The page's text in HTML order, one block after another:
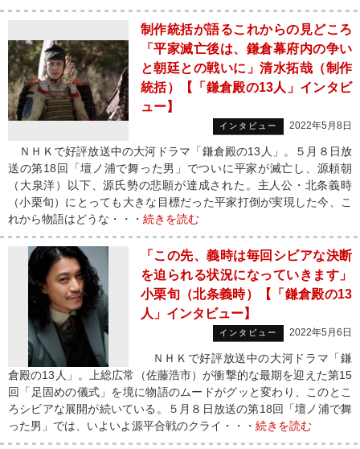
制作統括が語るこれからの見どころ
「平家滅亡後は、鎌倉幕府内の争い
と朝廷との戦いに」清水拓哉（制作
統括）【「鎌倉殿の13人」インタビ
ュー】
インタビュー 2022年5月8日
ＮＨＫで好評放送中の大河ドラマ「鎌倉殿の13人」。５月８日放
送の第18回「壇ノ浦で舞った男」でついに平家が滅亡し、源頼朝
（大泉洋）以下、源氏勢の悲願が達成された。主人公・北条義時
（小栗旬）にとっても大きな目標だった平家打倒が実現した今、こ
れから物語はどうな・・・ 続きを読む
「この先、義時は毎回シビアな決断
を迫られる状況になっていきます」
小栗旬（北条義時）【「鎌倉殿の13
人」インタビュー】
インタビュー 2022年5月6日
ＮＨＫで好評放送中の大河ドラマ「鎌
倉殿の13人」。上総広常（佐藤浩市）が衝撃的な最期を迎えた第15
回「足固めの儀式」を境に物語のムードがグッと変わり、このとこ
ろシビアな展開が続いている。５月８日放送の第18回「壇ノ浦で舞
った男」では、いよいよ源平合戦のクライ・・・ 続きを読む